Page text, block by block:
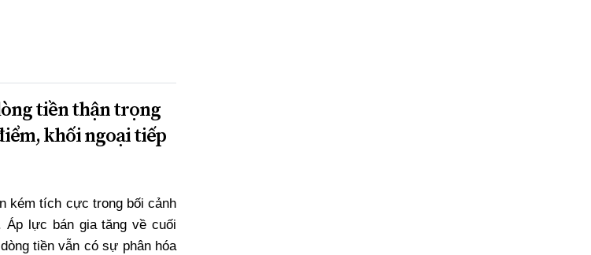
tiền thận trọng
khối ngoại tiếp
kém tích cực trong bối cảnh
lực bán gia tăng về cuối
tiền vẫn có sự phân hóa